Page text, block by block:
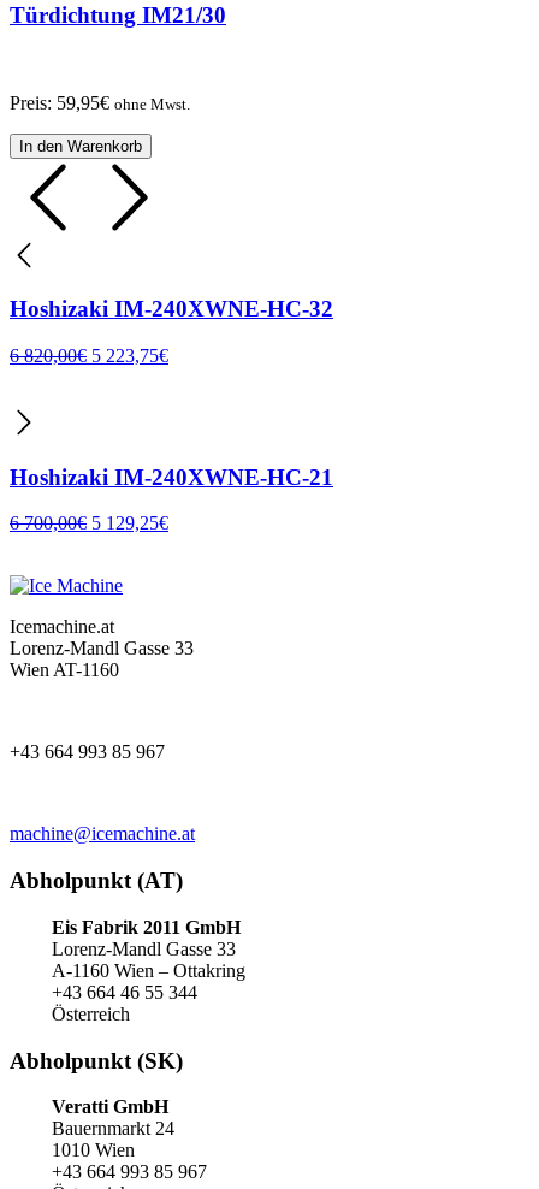
Türdichtung IM21/30
Preis: 59,95€ ohne Mwst.
In den Warenkorb
Hoshizaki IM-240XWNE-HC-32
6 820,00€ 5 223,75€
Hoshizaki IM-240XWNE-HC-21
6 700,00€ 5 129,25€
Icemachine.at
Lorenz-Mandl Gasse 33
Wien AT-1160
+43 664 993 85 967
machine@icemachine.at
Abholpunkt (AT)
Eis Fabrik 2011 GmbH
Lorenz-Mandl Gasse 33
A-1160 Wien – Ottakring
+43 664 46 55 344
Österreich
Abholpunkt (SK)
Veratti GmbH
Bauernmarkt 24
1010 Wien
+43 664 993 85 967